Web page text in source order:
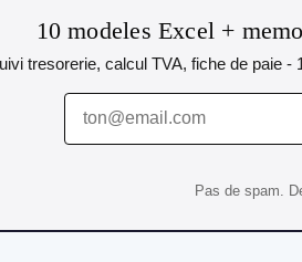
10 modeles Excel +
tresorerie, calcul TVA, fiche de paie
Pas de spam.